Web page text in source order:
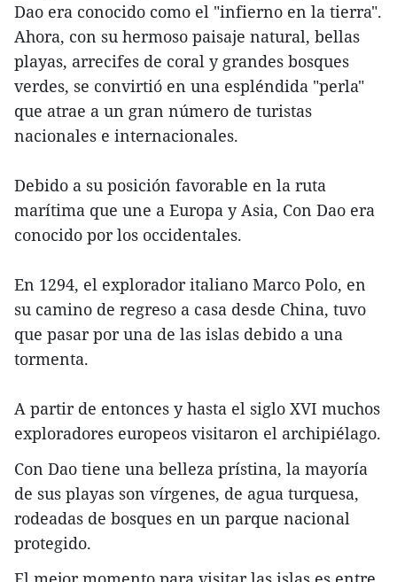
Dao era conocido como el "infierno en la tierra".
Ahora, con su hermoso paisaje natural, bellas
playas, arrecifes de coral y grandes bosques
verdes, se convirtió en una espléndida "perla"
que atrae a un gran número de turistas
nacionales e internacionales.
Debido a su posición favorable en la ruta
marítima que une a Europa y Asia, Con Dao era
conocido por los occidentales.
En 1294, el explorador italiano Marco Polo, en
su camino de regreso a casa desde China, tuvo
que pasar por una de las islas debido a una
tormenta.
A partir de entonces y hasta el siglo XVI muchos
exploradores europeos visitaron el archipiélago.
Con Dao tiene una belleza prístina, la mayoría
de sus playas son vírgenes, de agua turquesa,
rodeadas de bosques en un parque nacional
protegido.